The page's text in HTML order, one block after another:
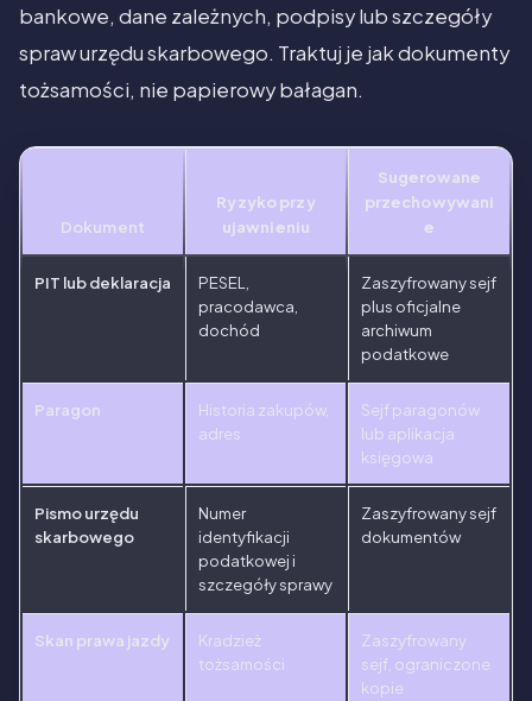
bankowe, dane zależnych, podpisy lub szczegóły
spraw urzędu skarbowego. Traktuj je jak dokumenty
tożsamości, nie papierowy bałagan.
Dokument
Ryzyko przy
ujawnieniu
Sugerowane
przechowywani
e
PIT lub deklaracja
PESEL,
pracodawca,
dochód
Zaszyfrowany sejf
plus oficjalne
archiwum
podatkowe
Paragon
Historia zakupów,
adres
Sejf paragonów
lub aplikacja
księgowa
Pismo urzędu
skarbowego
Numer
identyfikacji
podatkowej i
szczegóły sprawy
Zaszyfrowany sejf
dokumentów
Skan prawa jazdy
Kradzież
tożsamości
Zaszyfrowany
sejf, ograniczone
kopie